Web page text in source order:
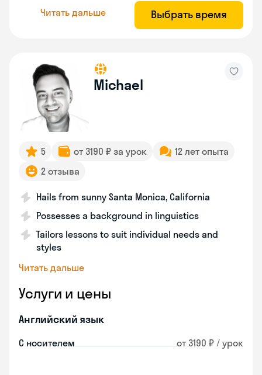
Читать дальше Выбрать время
Michael
5 от 3190 ₽ за урок
12 лет опыта
2 отзыва
Hails from sunny Santa Monica, California
Possesses a background in linguistics
Tailors lessons to suit individual needs and
styles
Читать дальше
Услуги и цены
Английский язык
С носителем от 3190 ₽ / урок